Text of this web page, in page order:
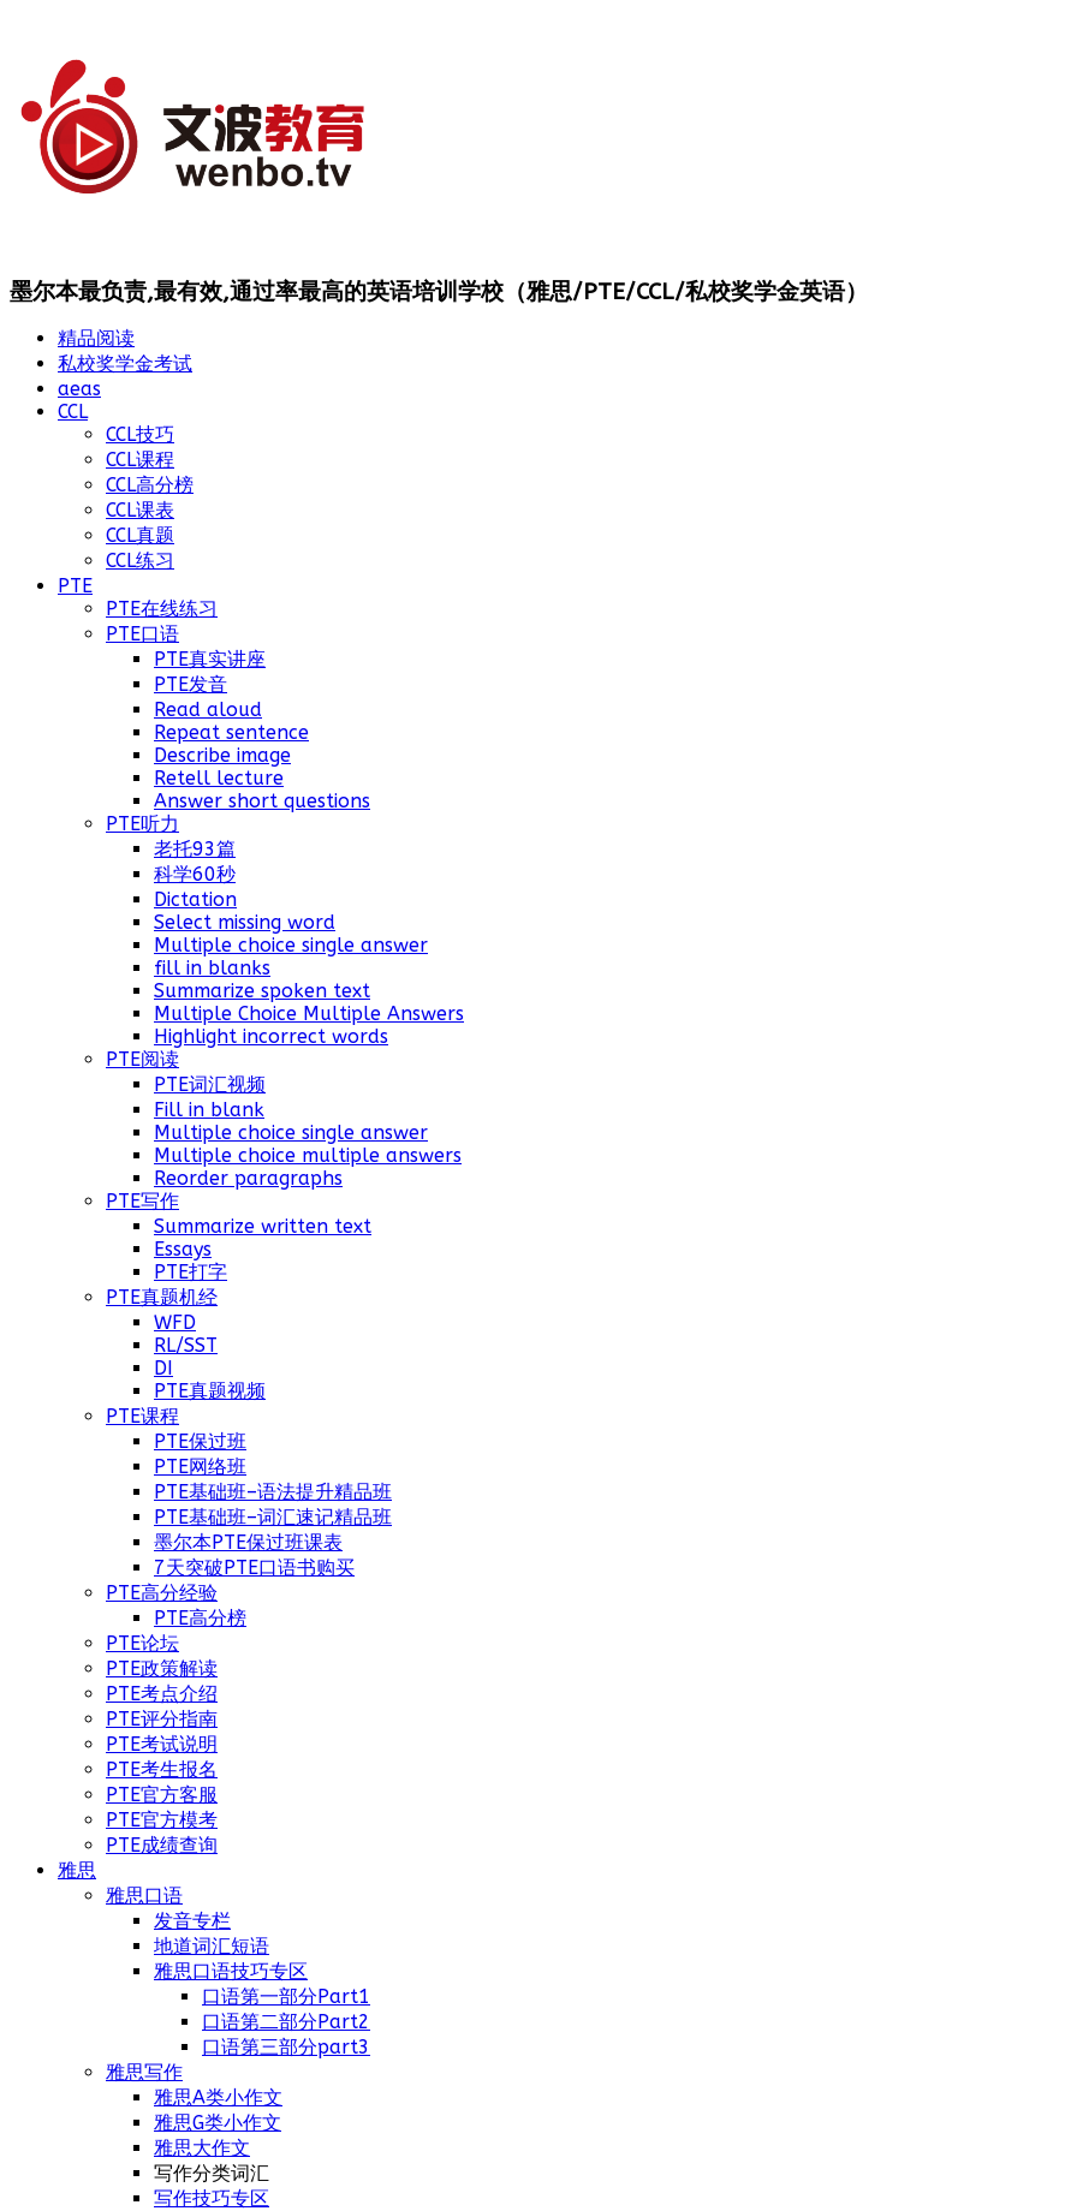
墨尔本最负责,最有效,通过率最高的英语培训学校（雅思/PTE/CCL/私校奖学金英语）
精品阅读
私校奖学金考试
aeas
CCL
CCL技巧
CCL课程
CCL高分榜
CCL课表
CCL真题
CCL练习
PTE
PTE在线练习
PTE口语
PTE真实讲座
PTE发音
Read aloud
Repeat sentence
Describe image
Retell lecture
Answer short questions
PTE听力
老托93篇
科学60秒
Dictation
Select missing word
Multiple choice single answer
fill in blanks
Summarize spoken text
Multiple Choice Multiple Answers
Highlight incorrect words
PTE阅读
PTE词汇视频
Fill in blank
Multiple choice single answer
Multiple choice multiple answers
Reorder paragraphs
PTE写作
Summarize written text
Essays
PTE打字
PTE真题机经
WFD
RL/SST
DI
PTE真题视频
PTE课程
PTE保过班
PTE网络班
PTE基础班–语法提升精品班
PTE基础班–词汇速记精品班
墨尔本PTE保过班课表
7天突破PTE口语书购买
PTE高分经验
PTE高分榜
PTE论坛
PTE政策解读
PTE考点介绍
PTE评分指南
PTE考试说明
PTE考生报名
PTE官方客服
PTE官方模考
PTE成绩查询
雅思
雅思口语
发音专栏
地道词汇短语
雅思口语技巧专区
口语第一部分Part1
口语第二部分Part2
口语第三部分part3
雅思写作
雅思A类小作文
雅思G类小作文
雅思大作文
写作分类词汇
写作技巧专区